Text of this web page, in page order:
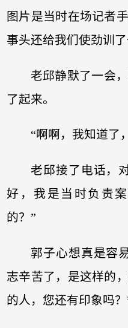
图片是当时在场记者
事头还给我们使劲训
老邱静默了一会
了起来。
“啊啊，我知道了
老邱接了电话，
好，我是当时负责
的？”
郭子心想真是容
志辛苦了，是这样的
的人，您还有印象吗？